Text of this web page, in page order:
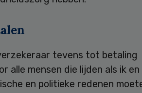
tevens tot betaling
alle mensen die lijden als ik en
en politieke redenen